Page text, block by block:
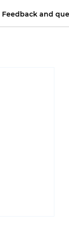
Feedback and